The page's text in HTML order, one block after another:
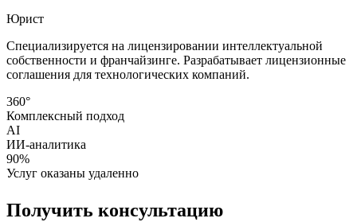
Юрист
Специализируется на лицензировании интеллектуальной
собственности и франчайзинге. Разрабатывает лицензионные
соглашения для технологических компаний.
360°
Комплексный подход
AI
ИИ-аналитика
90%
Услуг оказаны удаленно
Получить консультацию